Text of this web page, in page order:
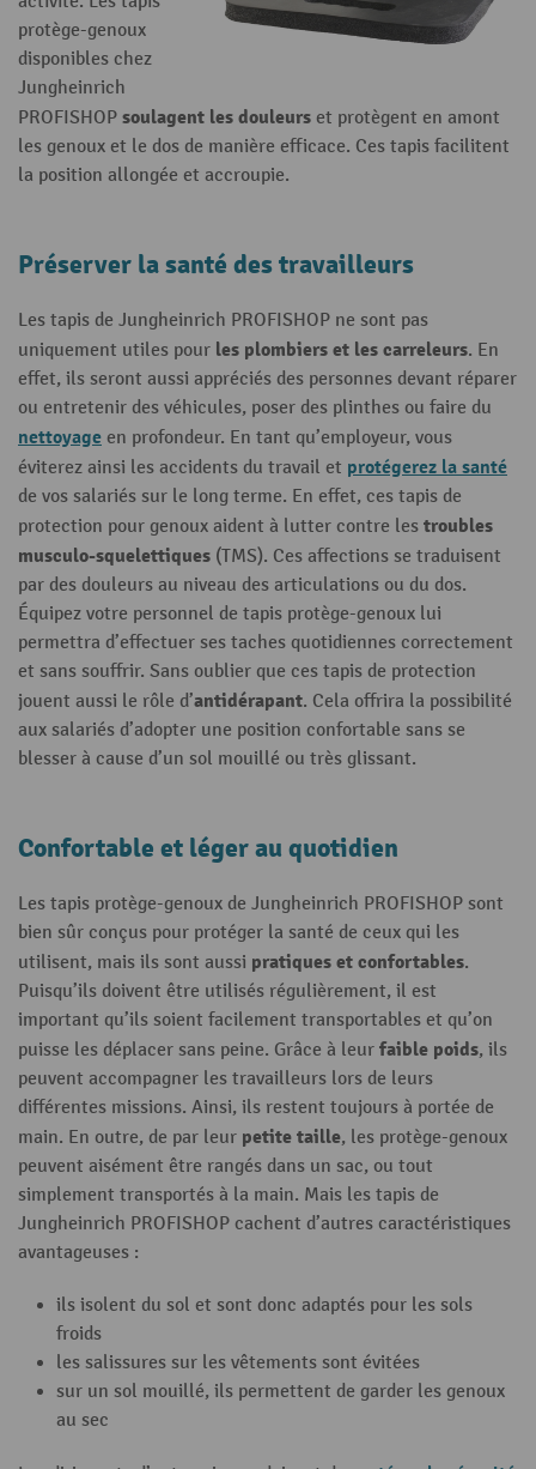
protège-genoux
disponibles chez
Jungheinrich
PROFISHOP soulagent les douleurs et protègent en amont
les genoux et le dos de manière efficace. Ces tapis facilitent
la position allongée et accroupie.
Préserver la santé des travailleurs
Les tapis de Jungheinrich PROFISHOP ne sont pas
uniquement utiles pour les plombiers et les carreleurs. En
effet, ils seront aussi appréciés des personnes devant réparer
ou entretenir des véhicules, poser des plinthes ou faire du
nettoyage en profondeur. En tant qu’employeur, vous
éviterez ainsi les accidents du travail et protégerez la santé
de vos salariés sur le long terme. En effet, ces tapis de
protection pour genoux aident à lutter contre les troubles
musculo-squelettiques (TMS). Ces affections se traduisent
par des douleurs au niveau des articulations ou du dos.
Équipez votre personnel de tapis protège-genoux lui
permettra d’effectuer ses taches quotidiennes correctement
et sans souffrir. Sans oublier que ces tapis de protection
jouent aussi le rôle d’antidérapant. Cela offrira la possibilité
aux salariés d’adopter une position confortable sans se
blesser à cause d’un sol mouillé ou très glissant.
Confortable et léger au quotidien
Les tapis protège-genoux de Jungheinrich PROFISHOP sont
bien sûr conçus pour protéger la santé de ceux qui les
utilisent, mais ils sont aussi pratiques et confortables.
Puisqu’ils doivent être utilisés régulièrement, il est
important qu’ils soient facilement transportables et qu’on
puisse les déplacer sans peine. Grâce à leur faible poids, ils
peuvent accompagner les travailleurs lors de leurs
différentes missions. Ainsi, ils restent toujours à portée de
main. En outre, de par leur petite taille, les protège-genoux
peuvent aisément être rangés dans un sac, ou tout
simplement transportés à la main. Mais les tapis de
Jungheinrich PROFISHOP cachent d’autres caractéristiques
avantageuses :
ils isolent du sol et sont donc adaptés pour les sols
froids
les salissures sur les vêtements sont évitées
sur un sol mouillé, ils permettent de garder les genoux
au sec